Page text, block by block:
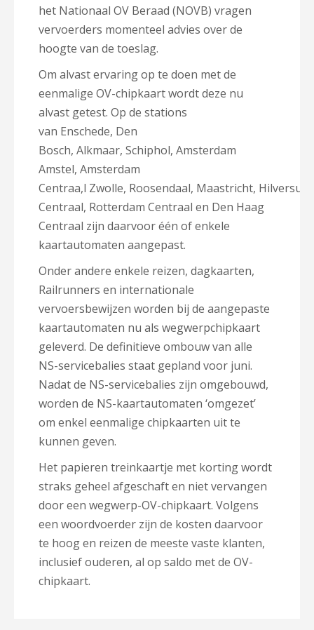
het Nationaal OV Beraad (NOVB) vragen
vervoerders momenteel advies over de
hoogte van de toeslag.
Om alvast ervaring op te doen met de
eenmalige OV-chipkaart wordt deze nu
alvast getest. Op de stations
van Enschede, Den
Bosch, Alkmaar, Schiphol, Amsterdam
Amstel, Amsterdam
Centraa,l Zwolle, Roosendaal, Maastricht,
Centraal, Rotterdam Centraal en Den Haag
Centraal zijn daarvoor één of enkele
kaartautomaten aangepast.
Onder andere enkele reizen, dagkaarten,
Railrunners en internationale
vervoersbewijzen worden bij de aangepaste
kaartautomaten nu als wegwerpchipkaart
geleverd. De definitieve ombouw van alle
NS-servicebalies staat gepland voor juni.
Nadat de NS-servicebalies zijn omgebouwd,
worden de NS-kaartautomaten ‘omgezet’
om enkel eenmalige chipkaarten uit te
kunnen geven.
Het papieren treinkaartje met korting wordt
straks geheel afgeschaft en niet vervangen
door een wegwerp-OV-chipkaart. Volgens
een woordvoerder zijn de kosten daarvoor
te hoog en reizen de meeste vaste klanten,
inclusief ouderen, al op saldo met de OV-
chipkaart.